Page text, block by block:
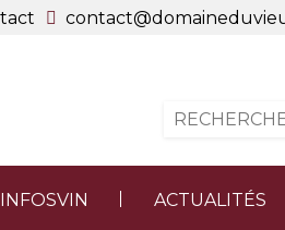
INFOSVIN ACTUALITÉS